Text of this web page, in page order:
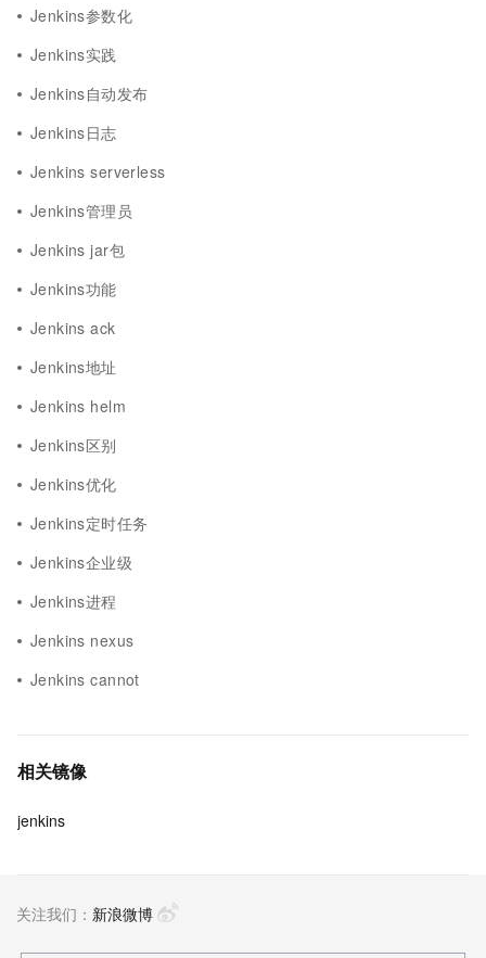
Jenkins参数化
Jenkins实践
Jenkins自动发布
Jenkins日志
Jenkins serverless
Jenkins管理员
Jenkins jar包
Jenkins功能
Jenkins ack
Jenkins地址
Jenkins helm
Jenkins区别
Jenkins优化
Jenkins定时任务
Jenkins企业级
Jenkins进程
Jenkins nexus
Jenkins cannot
相关镜像
jenkins
关注我们： 新浪微博